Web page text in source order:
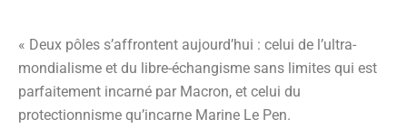
« Deux pôles s’affrontent aujourd’hui : celui de l’ultra-
mondialisme et du libre-échangisme sans limites qui est
parfaitement incarné par Macron, et celui du
protectionnisme qu’incarne Marine Le Pen.